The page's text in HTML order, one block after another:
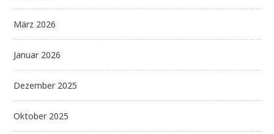
März 2026
Januar 2026
Dezember 2025
Oktober 2025